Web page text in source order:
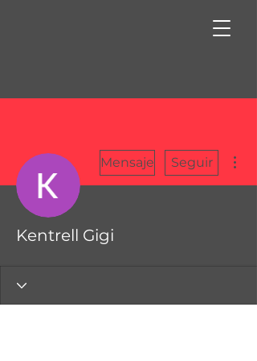
Mensaje Seguir
Kentrell Gigi